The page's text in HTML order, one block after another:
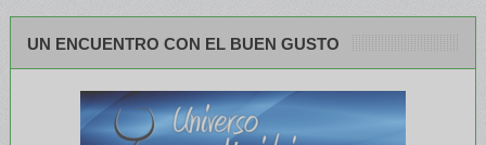
UN ENCUENTRO CON EL BUEN GUSTO